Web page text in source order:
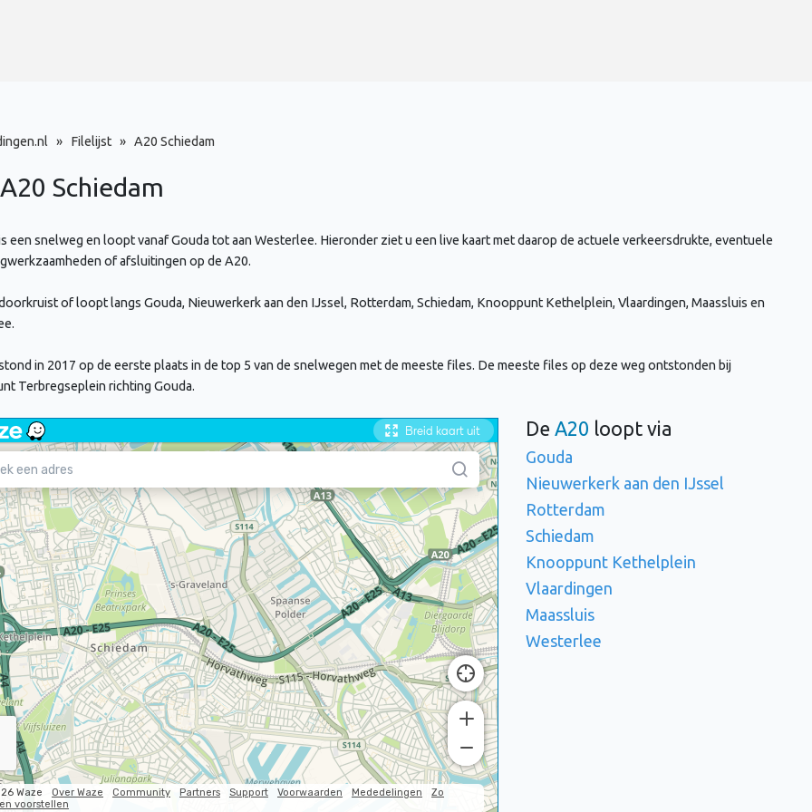
» Filelijst » A20 Schiedam
Schiedam
een snelweg en loopt vanaf Gouda tot aan Westerlee. Hieronder ziet u een live kaart met daarop de actuele verkeersdrukte, eventuele
of afsluitingen op de A20.
of loopt langs Gouda, Nieuwerkerk aan den IJssel, Rotterdam, Schiedam, Knooppunt Kethelplein, Vlaardingen, Maassluis en
in 2017 op de eerste plaats in de top 5 van de snelwegen met de meeste files. De meeste files op deze weg ontstonden bij
Terbregseplein richting Gouda.
De A20 loopt via
Gouda
Nieuwerkerk aan den IJssel
Rotterdam
Schiedam
Knooppunt Kethelplein
Vlaardingen
Maassluis
Westerlee